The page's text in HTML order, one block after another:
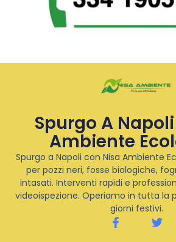
Spurgo A
Ambiente
Spurgo a Napoli con Nisa Ambiente
per pozzi neri, fosse biologiche,
intasati. Interventi rapidi e
videoispezione. Operiamo in tutta la
giorni festivi.